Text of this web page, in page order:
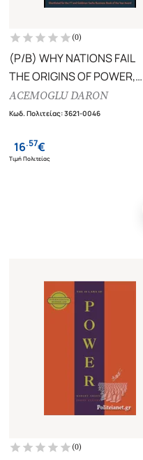
(0)
(P/B) WHY NATIONS FAIL
THE ORIGINS OF POWER,
PROSPERITY AND POVERTY
ACEMOGLU DARON
Κωδ. Πολιτείας:3621-0046
16.57€
Τιμή Πολιτείας
(0)